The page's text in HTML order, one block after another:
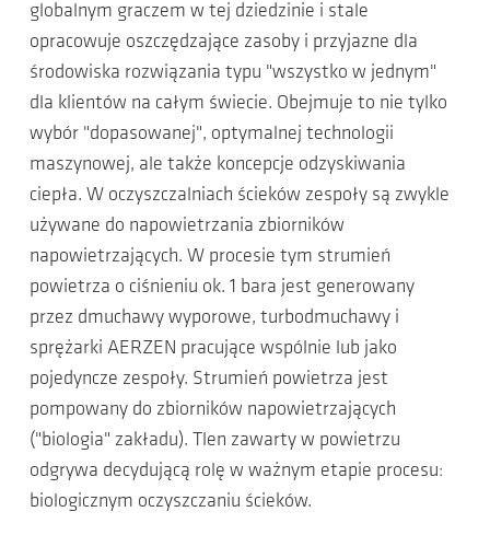
globalnym graczem w tej dziedzinie i stale
opracowuje oszczędzające zasoby i przyjazne dla
środowiska rozwiązania typu "wszystko w jednym"
dla klientów na całym świecie. Obejmuje to nie tylko
wybór "dopasowanej", optymalnej technologii
maszynowej, ale także koncepcje odzyskiwania
ciepła. W oczyszczalniach ścieków zespoły są zwykle
używane do napowietrzania zbiorników
napowietrzających. W procesie tym strumień
powietrza o ciśnieniu ok. 1 bara jest generowany
przez dmuchawy wyporowe, turbodmuchawy i
sprężarki AERZEN pracujące wspólnie lub jako
pojedyncze zespoły. Strumień powietrza jest
pompowany do zbiorników napowietrzających
("biologia" zakładu). Tlen zawarty w powietrzu
odgrywa decydującą rolę w ważnym etapie procesu:
biologicznym oczyszczaniu ścieków.